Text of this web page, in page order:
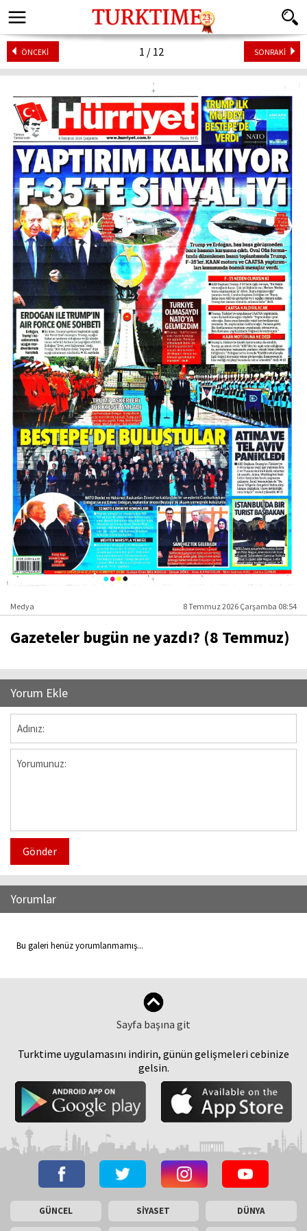
ÖNCEKİ SONRAKİ
1 / 12
Medya 8 Temmuz 2026 Çarşamba 08:54
Gazeteler bugün ne yazdı? (8 Temmuz)
Yorum Ekle
Gönder
Yorumlar
Bu galeri henüz yorumlanmamış...
Sayfa başına git
Turktime uygulamasını indirin, günün gelişmeleri cebinize
gelsin.
GÜNCEL SİYASET DÜNYA